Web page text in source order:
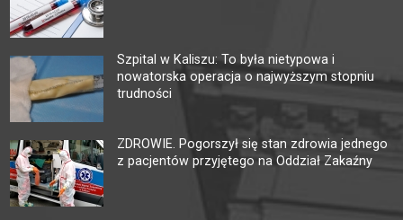
Szpital w Kaliszu: To była nietypowa i
nowatorska operacja o najwyższym stopniu
trudności
ZDROWIE. Pogorszył się stan zdrowia jednego
z pacjentów przyjętego na Oddział Zakaźny